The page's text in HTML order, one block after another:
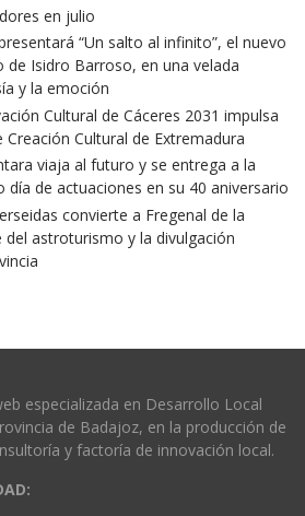
en julio
“Un salto al infinito”, el nuevo
Isidro Barroso, en una velada
y la emoción
Cultural de Cáceres 2031 impulsa
Creación Cultural de Extremadura
viaja al futuro y se entrega a la
día de actuaciones en su 40 aniversario
convierte a Fregenal de la
del astroturismo y la divulgación
especializada en Desarrollo Local
de Badajoz, en la producción de
y factoría de innovación local.